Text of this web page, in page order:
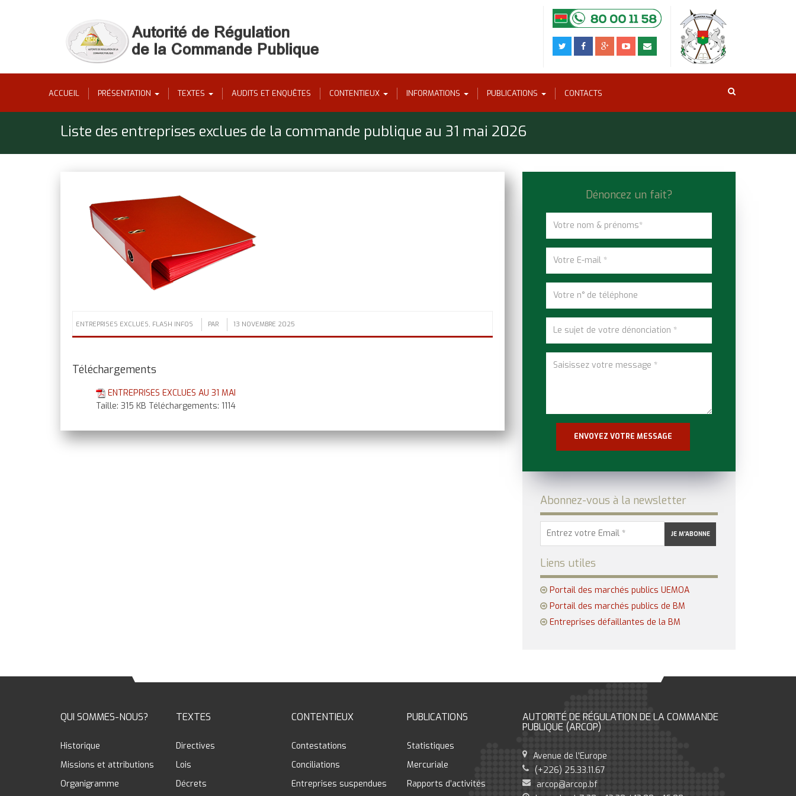
ACCUEIL PRÉSENTATION TEXTES AUDITS ET ENQUÊTES CONTENTIEUX INFORMATIONS PUBLICATIONS CONTACTS
Liste des entreprises exclues de la commande publique au 31 mai 2026
ENTREPRISES EXCLUES, FLASH INFOS PAR 13 NOVEMBRE 2025
Téléchargements
ENTREPRISES EXCLUES AU 31 MAI
Taille: 315 KB Téléchargements: 1114
Dénoncez un fait?
Abonnez-vous à la newsletter
Liens utiles
Portail des marchés publics UEMOA
Portail des marchés publics de BM
Entreprises défaillantes de la BM
QUI SOMMES-NOUS?
Historique
Missions et attributions
Organigramme
TEXTES
Directives
Lois
Décrets
CONTENTIEUX
Contestations
Conciliations
Entreprises suspendues
PUBLICATIONS
Statistiques
Mercuriale
Rapports d’activités
AUTORITÉ DE RÉGULATION DE LA COMMANDE
PUBLIQUE (ARCOP)
Avenue de l'Europe
(+226) 25.33.11.67
arcop@arcop.bf